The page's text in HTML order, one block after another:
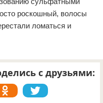
роскошный, волосы
ломаться и
с друзьями: